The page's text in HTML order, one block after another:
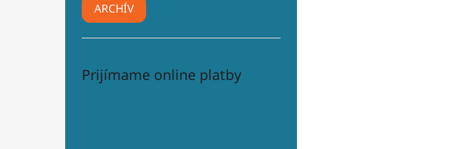
ARCHÍV
Prijímame online platby